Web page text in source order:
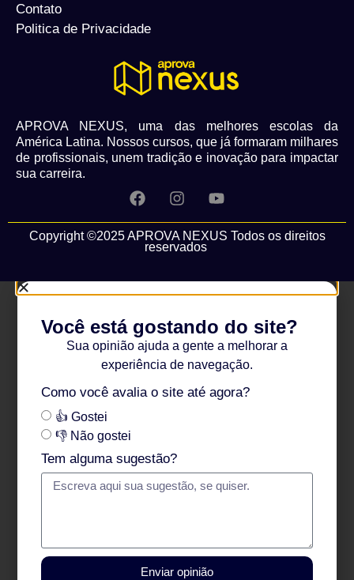
Contato
Politica de Privacidade
APROVA NEXUS, uma das melhores escolas da
América Latina. Nossos cursos, que já formaram milhares
de profissionais, unem tradição e inovação para impactar
sua carreira.
Copyright ©2025 APROVA NEXUS Todos os direitos
reservados
Você está gostando do site?
Sua opinião ajuda a gente a melhorar a
experiência de navegação.
Como você avalia o site até agora?
👍 Gostei
👎 Não gostei
Tem alguma sugestão?
Enviar opinião